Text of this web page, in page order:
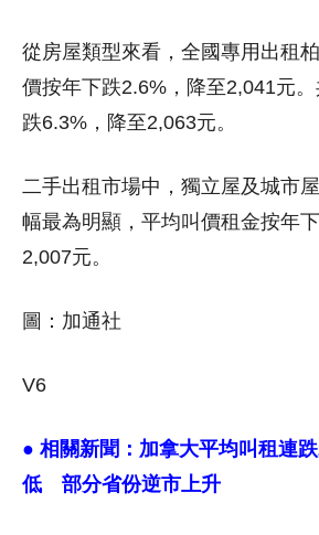
從房屋類型來看，全國專用出租
價按年下跌2.6%，降至2,041元
跌6.3%，降至2,063元。
二手出租市場中，獨立屋及城市
幅最為明顯，平均叫價租金按年
2,007元。
圖：加通社
V6
● 相關新聞： 加拿大平均叫租連
低 部分省份逆市上升